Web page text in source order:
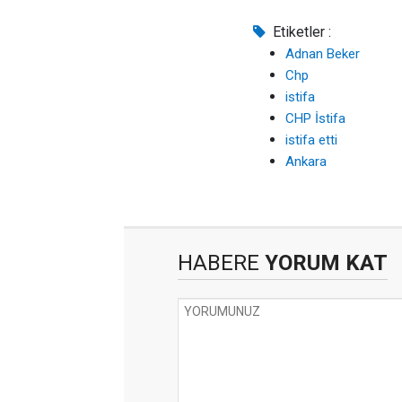
Etiketler :
Adnan Beker
Chp
istifa
CHP İstifa
istifa etti
Ankara
HABERE YORUM KAT